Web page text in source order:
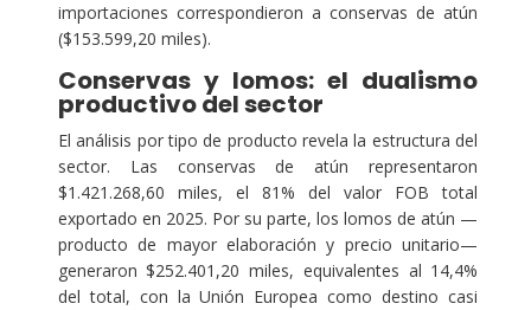
importaciones correspondieron a conservas de atún
($153.599,20 miles).
Conservas y lomos: el dualismo
productivo del sector
El análisis por tipo de producto revela la estructura del
sector. Las conservas de atún representaron
$1.421.268,60 miles, el 81% del valor FOB total
exportado en 2025. Por su parte, los lomos de atún —
producto de mayor elaboración y precio unitario—
generaron $252.401,20 miles, equivalentes al 14,4%
del total, con la Unión Europea como destino casi